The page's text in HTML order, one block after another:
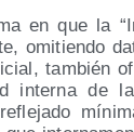
en que la
omi­tien­do
tam­bién
inter­na de la